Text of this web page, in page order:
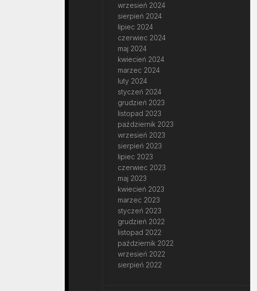
wrzesień 2024
sierpień 2024
lipiec 2024
czerwiec 2024
maj 2024
kwiecień 2024
marzec 2024
luty 2024
styczeń 2024
grudzień 2023
listopad 2023
październik 2023
wrzesień 2023
sierpień 2023
lipiec 2023
czerwiec 2023
maj 2023
kwiecień 2023
marzec 2023
styczeń 2023
grudzień 2022
listopad 2022
październik 2022
wrzesień 2022
sierpień 2022